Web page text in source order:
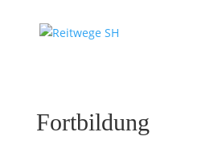
Fortbildung